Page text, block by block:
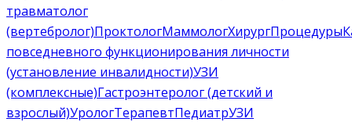
травматолог
(вертебролог)ПроктологМаммологХирургПроцедуры
повседневного функционирования личности
(установление инвалидности)УЗИ
(комплексные)Гастроэнтеролог (детский и
взрослый)УрологТерапевтПедиатрУЗИ